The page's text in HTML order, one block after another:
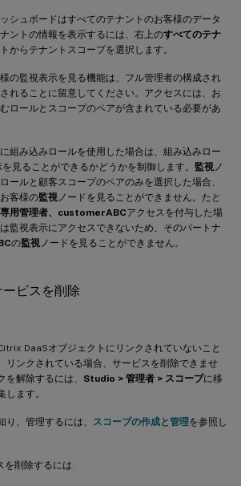
シュボードはすべてのテナントのお客様のデータ
ントの情報を表示するには、右上のすべてのテナ
からテナントスコープを選択します。
の監視表示を見る機能は、フル管理者の構成され
れることに留意してください。アクセスには、お
ロールとスコープのペアが含まれている必要があ
組み込みロールを使用した場合は、組み込みロー
見ることができるかどうかを制御します。 監視 ノ
ールと顧客スコープのペアのみを選択した場合、
客様の監視 ノードを見ることができません。たと
用管理者、customerABCアクセスを付与した場
監視表示にアクセスできないため、そのパートナ
の監視 ノードを見ることができません。
ビスを削除
DaaSオブジェクトにリンクされていないこと
リンクされている場合、サービスを削除できませ
を解除するには、 Studio > 管理者 > スコープに移
します。
り、管理するには、 スコープの作成と管理を参照し
を削除するには: